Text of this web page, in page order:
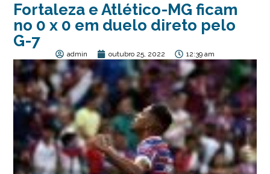
Fortaleza e Atlético-MG ficam
no 0 x 0 em duelo direto pelo
G-7
admin outubro 25, 2022 12:39 am